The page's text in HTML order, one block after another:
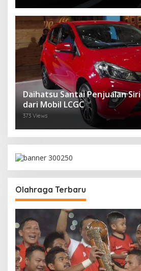
Daihatsu Santai Penjualan
dari Mobil LCGC
373 Views
Olahraga Terbaru